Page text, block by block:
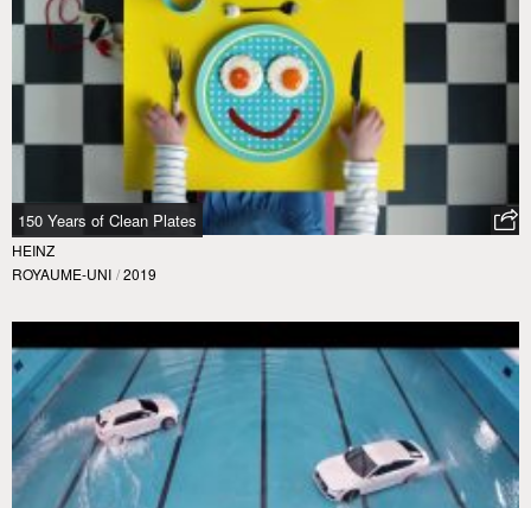
150 Years of Clean Plates
HEINZ
ROYAUME-UNI / 2019